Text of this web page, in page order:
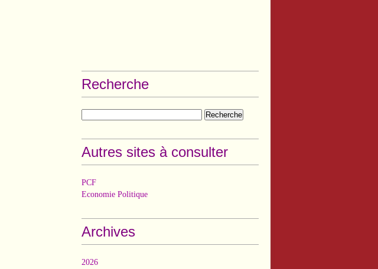
Recherche
Autres sites à consulter
PCF
Economie Politique
Archives
2026